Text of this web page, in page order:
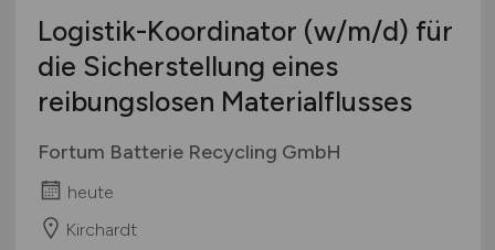
Logistik-Koordinator (w/m/d) für
die Sicherstellung eines
reibungslosen Materialflusses
Fortum Batterie Recycling GmbH
heute
Kirchardt